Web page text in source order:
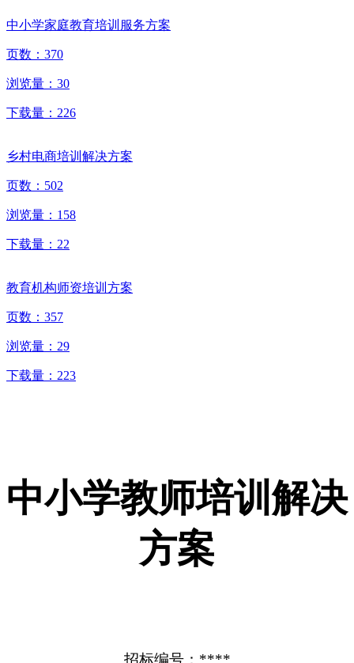
中小学家庭教育培训服务方案
页数： 370
浏览量： 30
下载量： 226
乡村电商培训解决方案
页数： 502
浏览量： 158
下载量： 22
教育机构师资培训方案
页数： 357
浏览量： 29
下载量： 223
中小学教师培训解决
方案
招标编号：****